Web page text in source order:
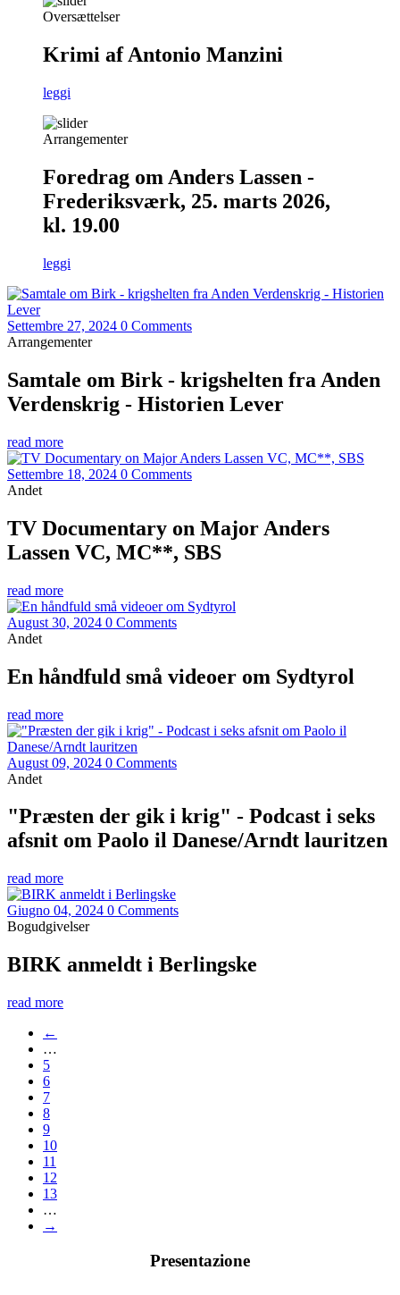
Oversættelser
Krimi af Antonio Manzini
leggi
Arrangementer
Foredrag om Anders Lassen -
Frederiksværk, 25. marts 2026,
kl. 19.00
leggi
Settembre 27, 2024 0 Comments
Arrangementer
Samtale om Birk - krigshelten fra Anden
Verdenskrig - Historien Lever
read more
Settembre 18, 2024 0 Comments
Andet
TV Documentary on Major Anders
Lassen VC, MC**, SBS
read more
August 30, 2024 0 Comments
Andet
En håndfuld små videoer om Sydtyrol
read more
August 09, 2024 0 Comments
Andet
"Præsten der gik i krig" - Podcast i seks
afsnit om Paolo il Danese/Arndt lauritzen
read more
Giugno 04, 2024 0 Comments
Bogudgivelser
BIRK anmeldt i Berlingske
read more
←
…
5
6
7
8
9
10
11
12
13
…
→
Presentazione